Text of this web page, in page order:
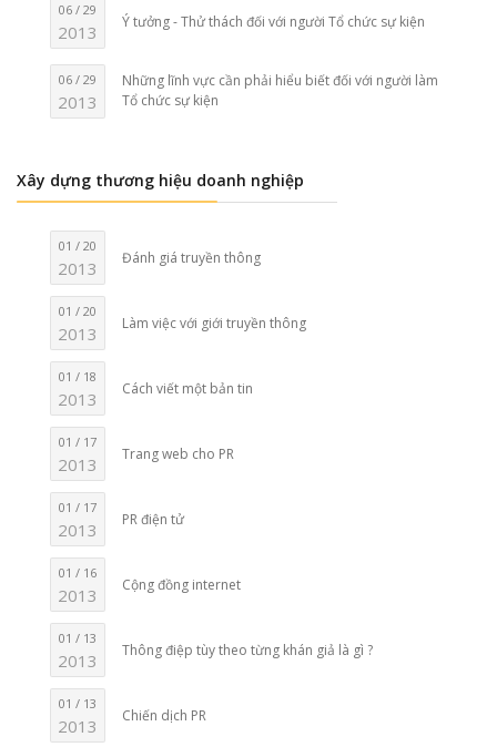
06 / 29
2013 Ý tưởng - Thử thách đối với người Tổ chức sự kiện
06 / 29
2013
Những lĩnh vực cần phải hiểu biết đối với người làm
Tổ chức sự kiện
Xây dựng thương hiệu doanh nghiệp
01 / 20
2013 Đánh giá truyền thông
01 / 20
2013 Làm việc với giới truyền thông
01 / 18
2013 Cách viết một bản tin
01 / 17
2013 Trang web cho PR
01 / 17
2013 PR điện tử
01 / 16
2013 Cộng đồng internet
01 / 13
2013 Thông điệp tùy theo từng khán giả là gì ?
01 / 13
2013 Chiến dịch PR